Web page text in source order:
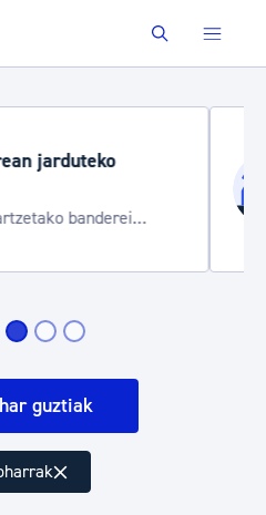
Buscar
2026
eta garraio zerbitzu
guztiak